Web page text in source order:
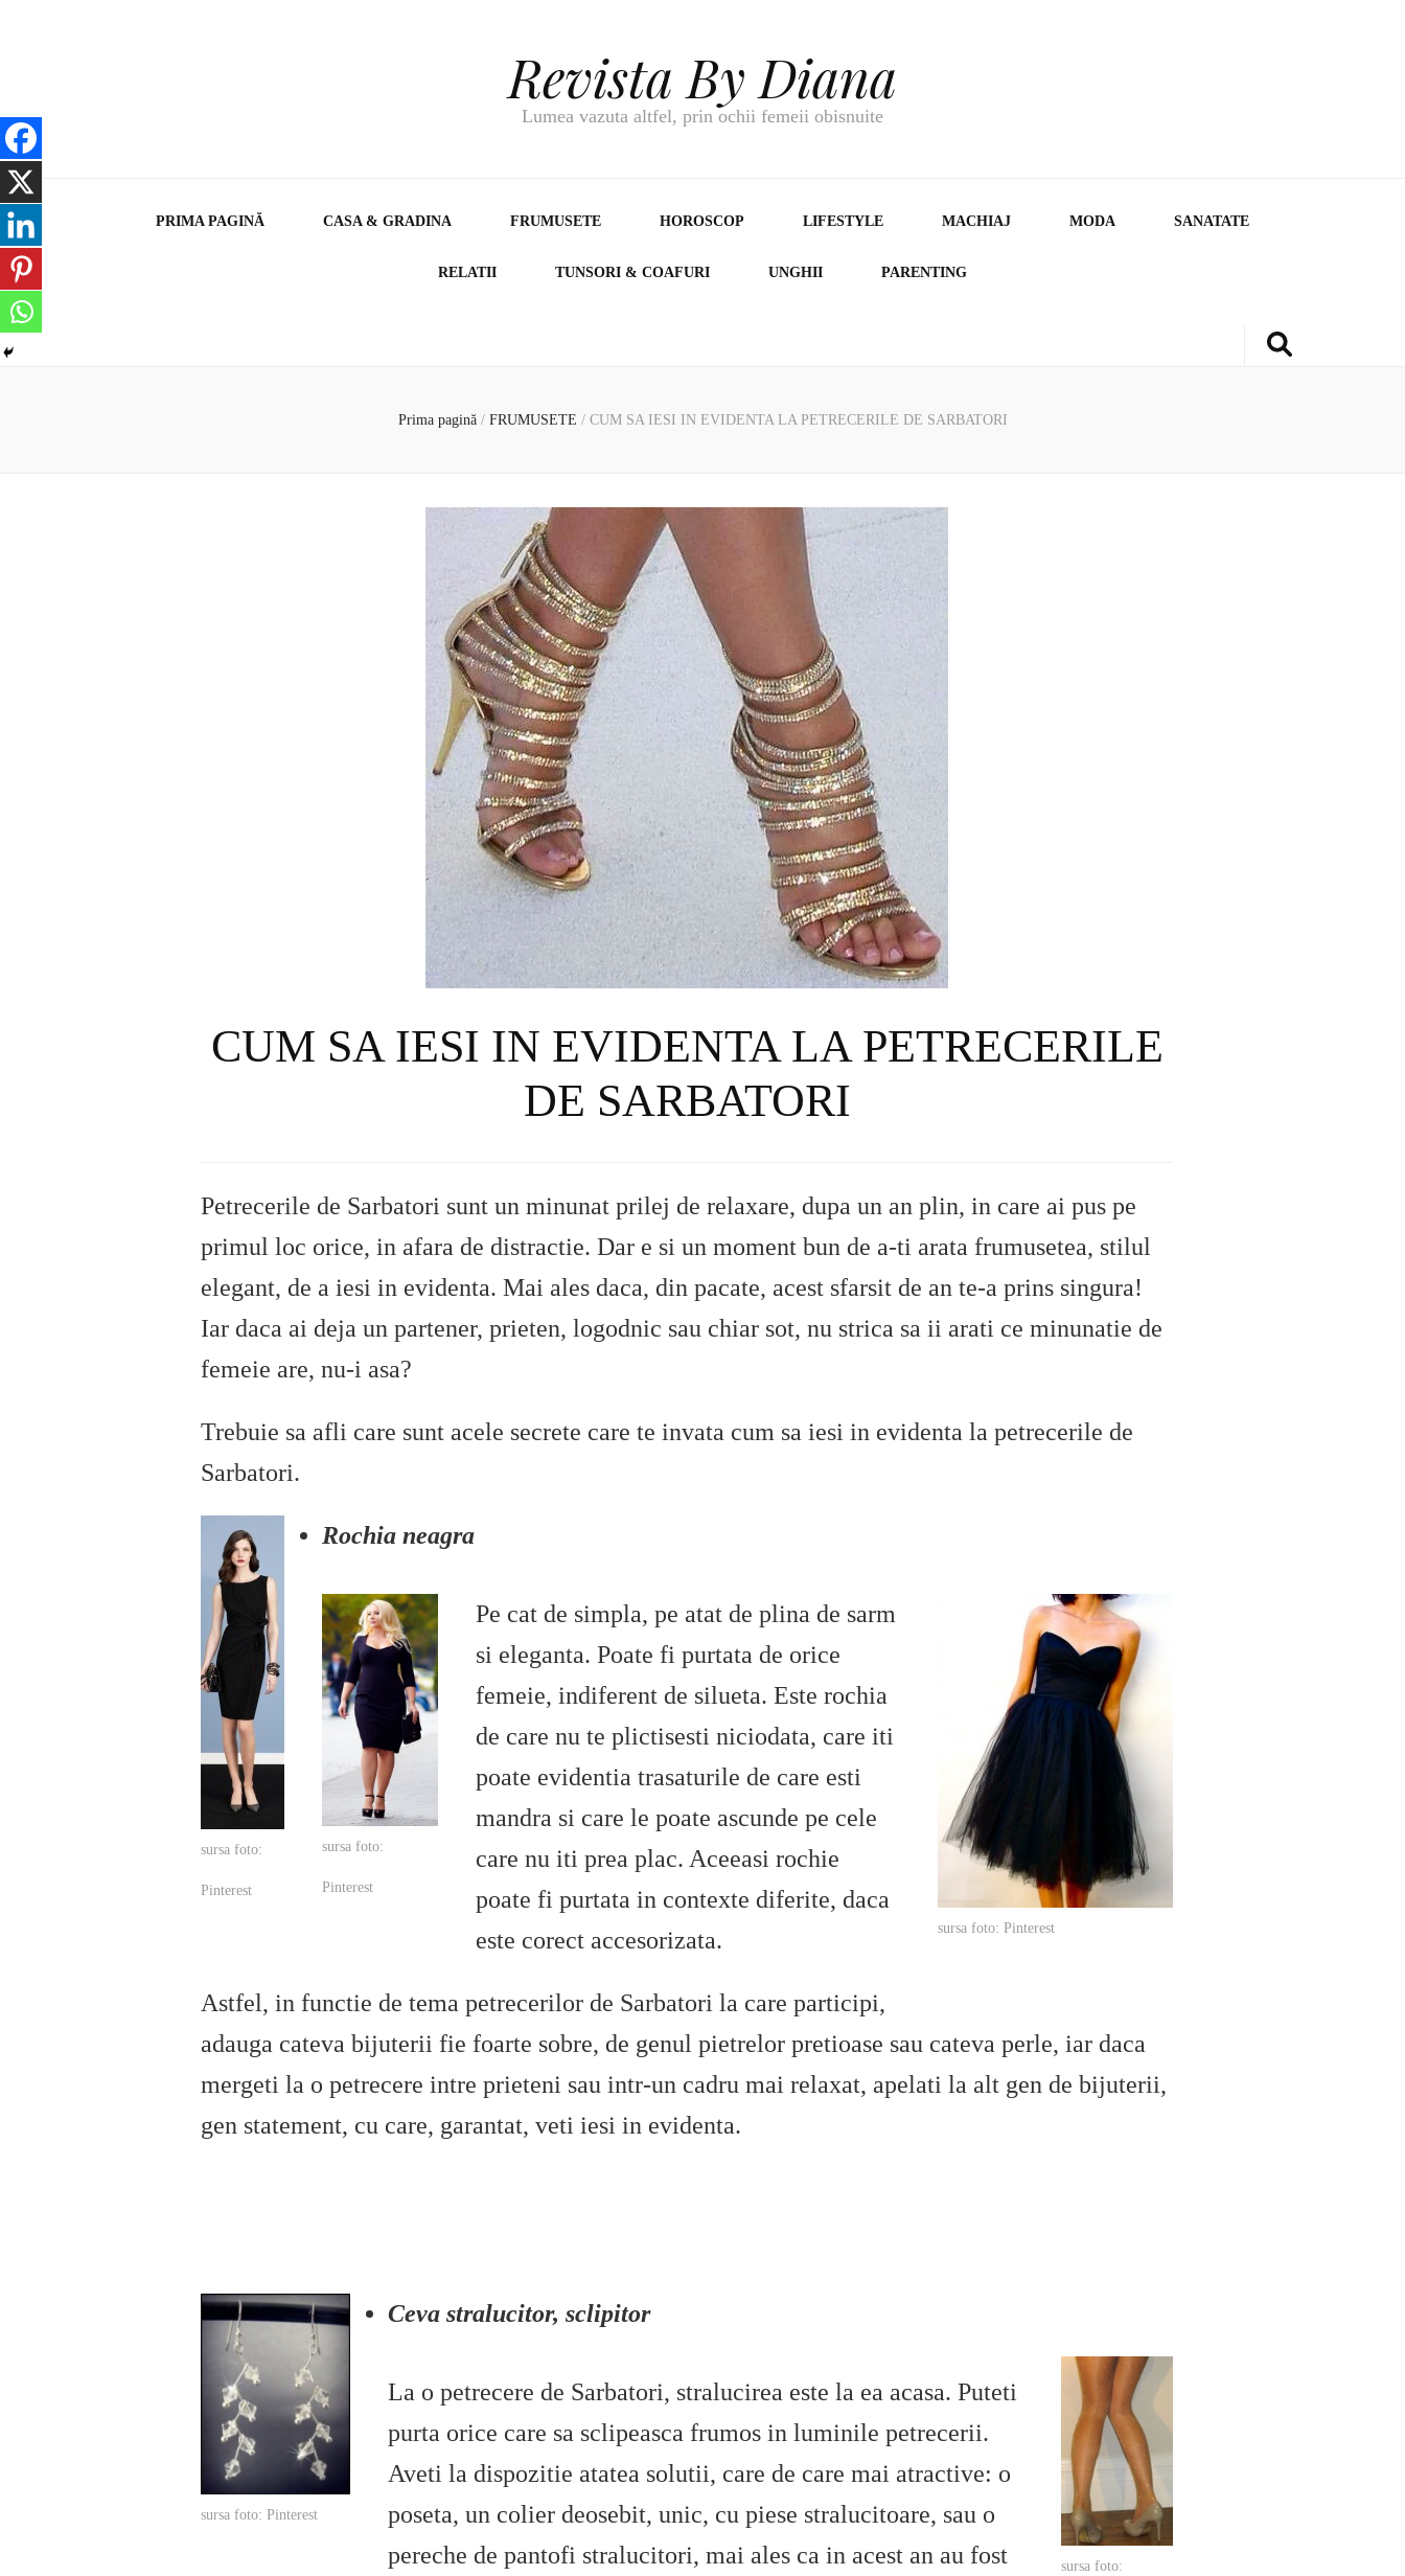
Revista By Diana
Lumea vazuta altfel, prin ochii femeii obisnuite
PRIMA PAGINĂ CASA & GRADINA FRUMUSETE HOROSCOP LIFESTYLE MACHIAJ MODA SANATATE
RELATII TUNSORI & COAFURI UNGHII PARENTING
Prima pagină / FRUMUSETE / CUM SA IESI IN EVIDENTA LA PETRECERILE DE SARBATORI
CUM SA IESI IN EVIDENTA LA PETRECERILE
DE SARBATORI
Petrecerile de Sarbatori sunt un minunat prilej de relaxare, dupa un an plin, in care ai pus pe
primul loc orice, in afara de distractie. Dar e si un moment bun de a-ti arata frumusetea, stilul
elegant, de a iesi in evidenta. Mai ales daca, din pacate, acest sfarsit de an te-a prins singura!
Iar daca ai deja un partener, prieten, logodnic sau chiar sot, nu strica sa ii arati ce minunatie de
femeie are, nu-i asa?
Trebuie sa afli care sunt acele secrete care te invata cum sa iesi in evidenta la petrecerile de
Sarbatori.
sursa foto:
Pinterest
Rochia neagra
sursa foto:
Pinterest
sursa foto: Pinterest
Pe cat de simpla, pe atat de plina de sarm
si eleganta. Poate fi purtata de orice
femeie, indiferent de silueta. Este rochia
de care nu te plictisesti niciodata, care iti
poate evidentia trasaturile de care esti
mandra si care le poate ascunde pe cele
care nu iti prea plac. Aceeasi rochie
poate fi purtata in contexte diferite, daca
este corect accesorizata.
Astfel, in functie de tema petrecerilor de Sarbatori la care participi,
adauga cateva bijuterii fie foarte sobre, de genul pietrelor pretioase sau cateva perle, iar daca
mergeti la o petrecere intre prieteni sau intr-un cadru mai relaxat, apelati la alt gen de bijuterii,
gen statement, cu care, garantat, veti iesi in evidenta.
sursa foto: Pinterest
Ceva stralucitor, sclipitor
sursa foto:
La o petrecere de Sarbatori, stralucirea este la ea acasa. Puteti
purta orice care sa sclipeasca frumos in luminile petrecerii.
Aveti la dispozitie atatea solutii, care de care mai atractive: o
poseta, un colier deosebit, unic, cu piese stralucitoare, sau o
pereche de pantofi stralucitori, mai ales ca in acest an au fost